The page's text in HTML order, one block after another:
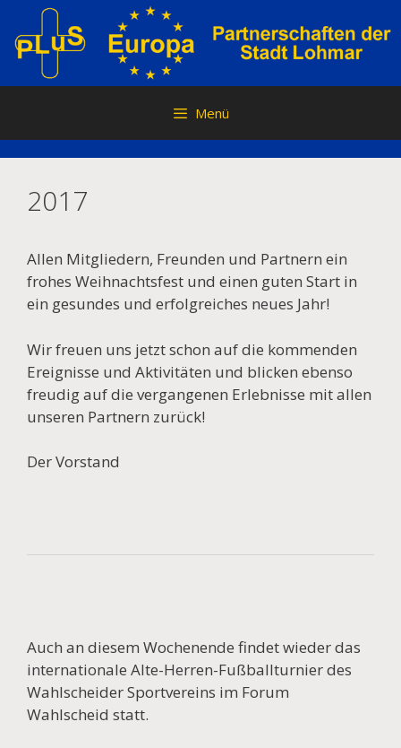
Inhalt
springen
Menü
2017
Allen Mitgliedern, Freunden und Partnern ein
frohes Weihnachtsfest und einen guten Start in
ein gesundes und erfolgreiches neues Jahr!
Wir freuen uns jetzt schon auf die kommenden
Ereignisse und Aktivitäten und blicken ebenso
freudig auf die vergangenen Erlebnisse mit allen
unseren Partnern zurück!
Der Vorstand
Auch an diesem Wochenende findet wieder das
internationale Alte-Herren-Fußballturnier des
Wahlscheider Sportvereins im Forum
Wahlscheid statt.